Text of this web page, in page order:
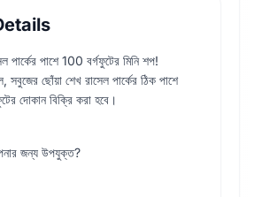
পার্কের পাশে 100 বর্গফুটের মিনি শপ!
সবুজের ছোঁয়া শেখ রাসেল পার্কের ঠিক পাশে
দোকান বিক্রি করা হবে।
জন্য উপযুক্ত?